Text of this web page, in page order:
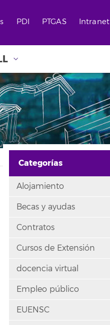
PDI PTGAS Intranet
Categorías
Alojamiento
Becas y ayudas
Contratos
Cursos de Extensión
docencia virtual
Empleo público
EUENSC